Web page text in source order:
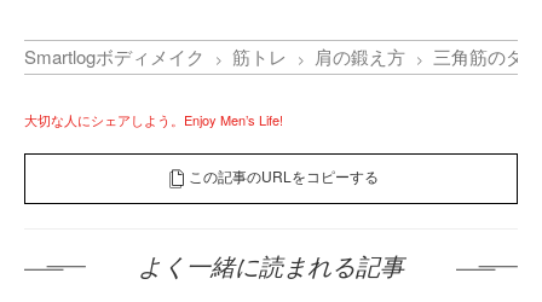
Smartlogボディメイク 筋トレ 肩の鍛え方 三角筋のダ
大切な人にシェアしよう。Enjoy Men’s Life!
この記事のURLをコピーする
よく一緒に読まれる記事